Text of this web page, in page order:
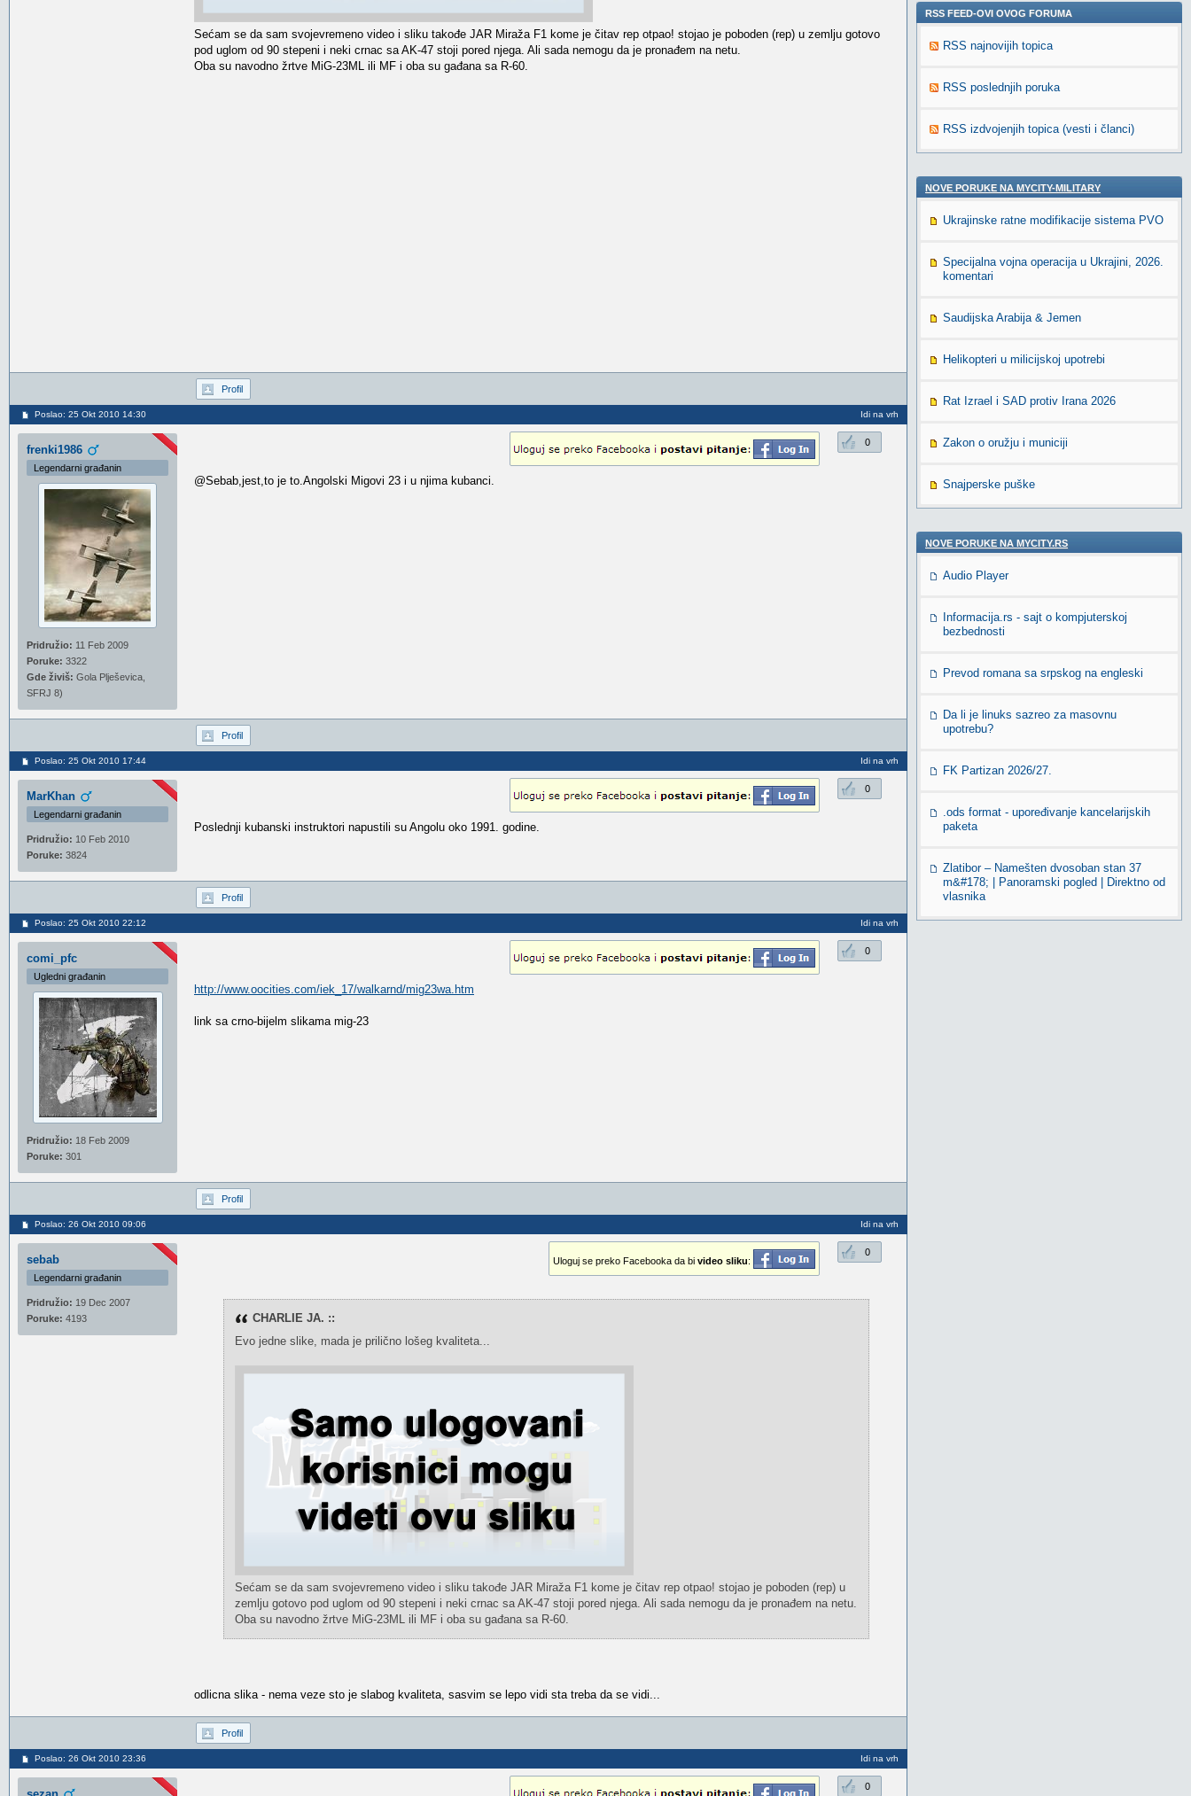
Sećam se da sam svojevremeno video i sliku takođe JAR Miraža F1 kome je čitav rep otpao! stojao je poboden (rep) u zemlju gotovo
pod uglom od 90 stepeni i neki crnac sa AK-47 stoji pored njega. Ali sada nemogu da je pronađem na netu.
Oba su navodno žrtve MiG-23ML ili MF i oba su gađana sa R-60.
Profil
Poslao: 25 Okt 2010 14:30 Idi na vrh
frenki1986
Legendarni građanin
Pridružio: 11 Feb 2009
Poruke: 3322
Gde živiš: Gola Plješevica,
SFRJ 8)
0
@Sebab,jest,to je to.Angolski Migovi 23 i u njima kubanci.
Profil
Poslao: 25 Okt 2010 17:44 Idi na vrh
MarKhan
Legendarni građanin
Pridružio: 10 Feb 2010
Poruke: 3824
0
Poslednji kubanski instruktori napustili su Angolu oko 1991. godine.
Profil
Poslao: 25 Okt 2010 22:12 Idi na vrh
comi_pfc
Ugledni građanin
Pridružio: 18 Feb 2009
Poruke: 301
0
http://www.oocities.com/iek_17/walkarnd/mig23wa.htm
link sa crno-bijelm slikama mig-23
Profil
Poslao: 26 Okt 2010 09:06 Idi na vrh
sebab
Legendarni građanin
Pridružio: 19 Dec 2007
Poruke: 4193
0
Uloguj se preko Facebooka da bi video sliku:
CHARLIE JA. ::
Evo jedne slike, mada je prilično lošeg kvaliteta...
Sećam se da sam svojevremeno video i sliku takođe JAR Miraža F1 kome je čitav rep otpao! stojao je poboden (rep) u
zemlju gotovo pod uglom od 90 stepeni i neki crnac sa AK-47 stoji pored njega. Ali sada nemogu da je pronađem na netu.
Oba su navodno žrtve MiG-23ML ili MF i oba su gađana sa R-60.
odlicna slika - nema veze sto je slabog kvaliteta, sasvim se lepo vidi sta treba da se vidi...
Profil
Poslao: 26 Okt 2010 23:36 Idi na vrh
0
RSS FEED-OVI OVOG FORUMA
RSS najnovijih topica
RSS poslednjih poruka
RSS izdvojenjih topica (vesti i članci)
NOVE PORUKE NA MYCITY-MILITARY
Ukrajinske ratne modifikacije sistema PVO
Specijalna vojna operacija u Ukrajini, 2026.
komentari
Saudijska Arabija & Jemen
Helikopteri u milicijskoj upotrebi
Rat Izrael i SAD protiv Irana 2026
Zakon o oružju i municiji
Snajperske puške
NOVE PORUKE NA MYCITY.RS
Audio Player
Informacija.rs - sajt o kompjuterskoj
bezbednosti
Prevod romana sa srpskog na engleski
Da li je linuks sazreo za masovnu
upotrebu?
FK Partizan 2026/27.
.ods format - upoređivanje kancelarijskih
paketa
Zlatibor – Namešten dvosoban stan 37
m&#178; | Panoramski pogled | Direktno od
vlasnika